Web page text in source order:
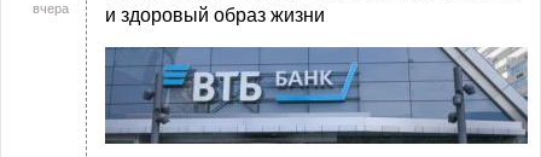
вчера
и здоровый образ жизни